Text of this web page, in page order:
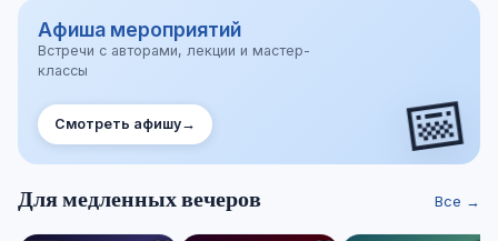
Афиша мероприятий
Встречи с авторами, лекции и мастер-
классы
Смотреть афишу→ 📅
Для медленных вечеров Все →